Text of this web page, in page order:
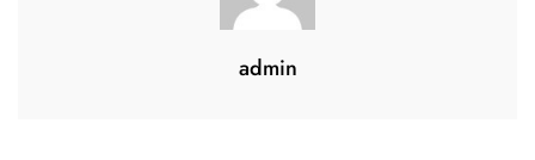
admin